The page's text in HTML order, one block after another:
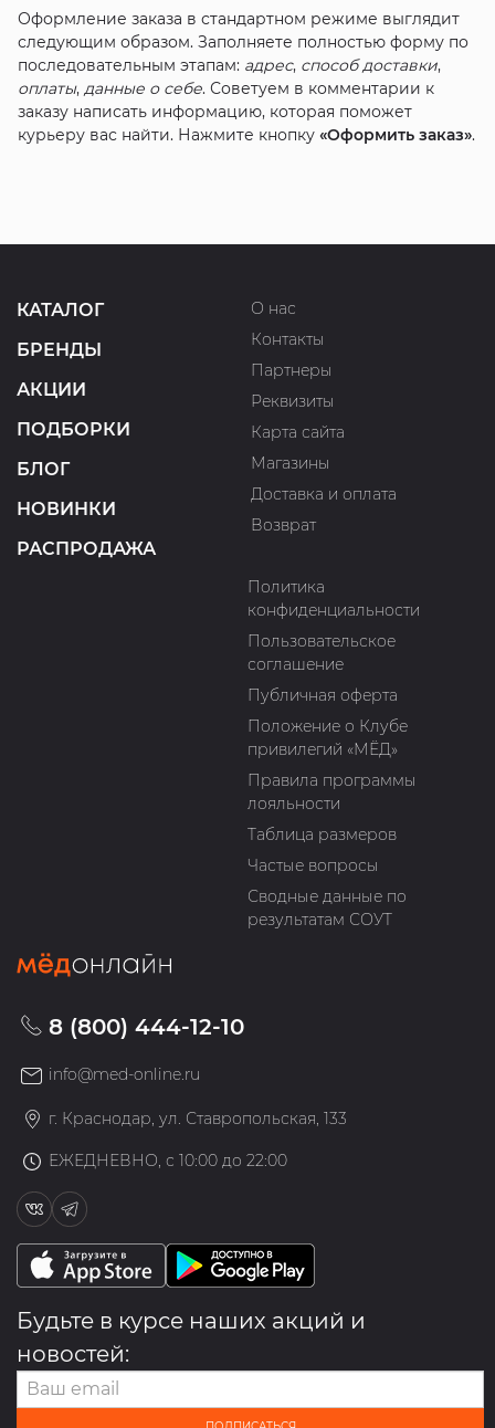
Оформление заказа в стандартном режиме выглядит
следующим образом. Заполняете полностью форму по
последовательным этапам: адрес, способ доставки,
оплаты, данные о себе. Советуем в комментарии к
заказу написать информацию, которая поможет
курьеру вас найти. Нажмите кнопку «Оформить заказ».
КАТАЛОГ
БРЕНДЫ
АКЦИИ
ПОДБОРКИ
БЛОГ
НОВИНКИ
РАСПРОДАЖА
О нас
Контакты
Партнеры
Реквизиты
Карта сайта
Магазины
Доставка и оплата
Возврат
Политика
конфиденциальности
Пользовательское
соглашение
Публичная оферта
Положение о Клубе
привилегий «МЁД»
Правила программы
лояльности
Таблица размеров
Частые вопросы
Сводные данные по
результатам СОУТ
8 (800) 444-12-10
info@med-online.ru
г. Краснодар, ул. Ставропольская, 133
ЕЖЕДНЕВНО, с 10:00 до 22:00
Будьте в курсе наших акций и
новостей: